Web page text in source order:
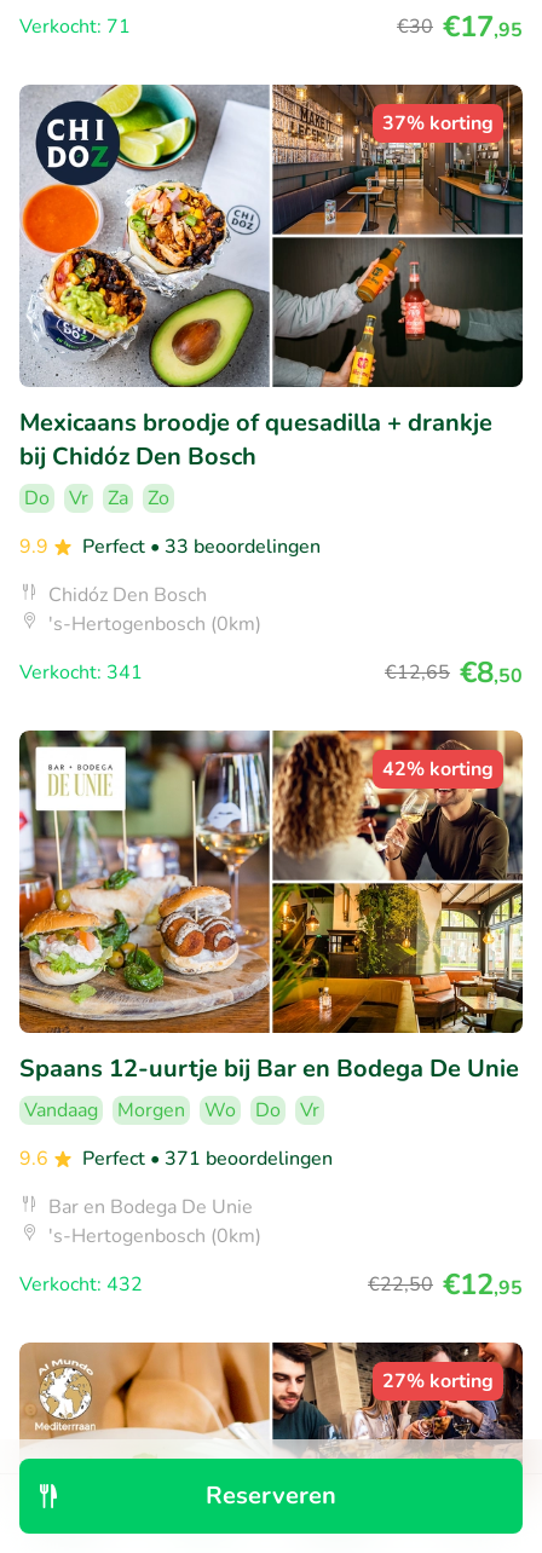
Reserveren
Verkocht: 71
€30 €17,95
37% korting
Mexicaans broodje of quesadilla + drankje
bij Chidóz Den Bosch
Do Vr Za
Zo
9.9
Perfect • 33 beoordelingen
Chidóz Den Bosch
's-Hertogenbosch (0km)
Verkocht: 341
€12,65 €8,50
42% korting
Spaans 12-uurtje bij Bar en Bodega De Unie
Vandaag Morgen Wo Do
Vr
9.6
Perfect • 371 beoordelingen
Bar en Bodega De Unie
's-Hertogenbosch (0km)
Verkocht: 432
€22,50 €12,95
27% korting